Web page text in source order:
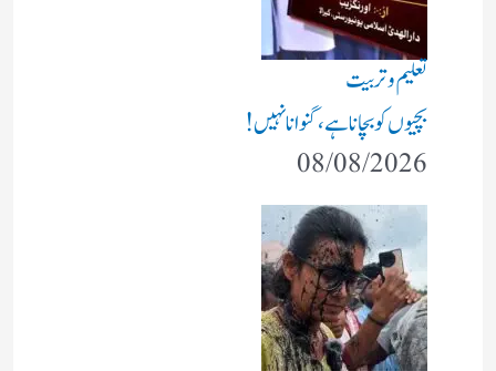
تعلیم و تربیت
بچیوں کو بچانا ہے، گنوانا نہیں!
08/08/2026